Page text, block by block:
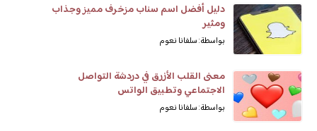
دليل أفضل اسم سناب مزخرف مميز وجذاب
ومثير
بواسطة: سلفانا نعوم
معنى القلب الأزرق في دردشة التواصل
الاجتماعي وتطبيق الواتس
بواسطة: سلفانا نعوم